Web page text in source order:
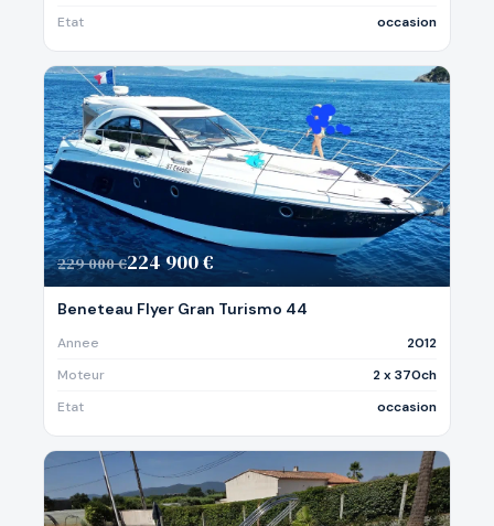
Etat
occasion
229 000 €224 900 €
Beneteau Flyer Gran Turismo 44
Annee
2012
Moteur
2 x 370ch
Etat
occasion